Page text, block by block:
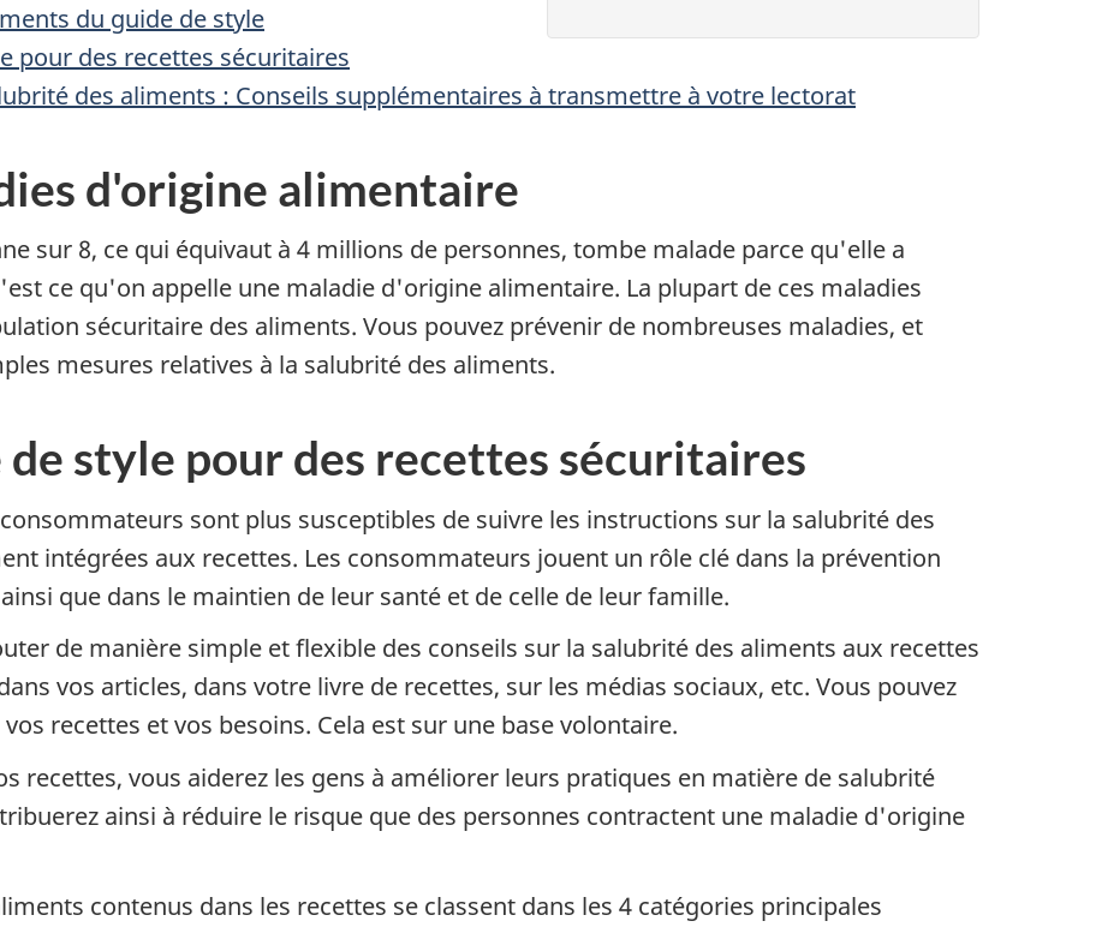
du guide de style
pour des recettes sécuritaires
des aliments : Conseils supplémentaires à transmettre à votre lectorat
d'origine alimentaire
sur 8, ce qui équivaut à 4 millions de personnes, tombe malade parce qu'elle a
ce qu'on appelle une maladie d'origine alimentaire. La plupart de ces maladies
sécuritaire des aliments. Vous pouvez prévenir de nombreuses maladies, et
mesures relatives à la salubrité des aliments.
de style pour des recettes sécuritaires
sont plus susceptibles de suivre les instructions sur la salubrité des
intégrées aux recettes. Les consommateurs jouent un rôle clé dans la prévention
que dans le maintien de leur santé et de celle de leur famille.
de manière simple et flexible des conseils sur la salubrité des aliments aux recettes
vos articles, dans votre livre de recettes, sur les médias sociaux, etc. Vous pouvez
recettes et vos besoins. Cela est sur une base volontaire.
recettes, vous aiderez les gens à améliorer leurs pratiques en matière de salubrité
ainsi à réduire le risque que des personnes contractent une maladie d'origine
contenus dans les recettes se classent dans les 4 catégories principales